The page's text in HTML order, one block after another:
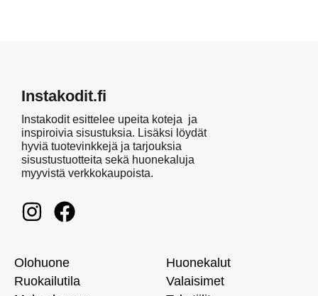
Instakodit.fi
Instakodit esittelee upeita koteja ja
inspiroivia sisustuksia. Lisäksi löydät
hyviä tuotevinkkejä ja tarjouksia
sisustustuotteita sekä huonekaluja
myyvistä verkkokaupoista.
Olohuone
Ruokailutila
Huonekalut
Valaisimet